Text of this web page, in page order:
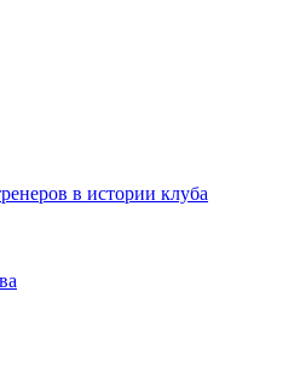
в истории клуба